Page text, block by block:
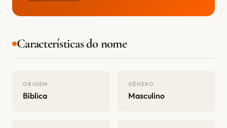
Características do nome
ORIGEM
Bíblica
GÊNERO
Masculino